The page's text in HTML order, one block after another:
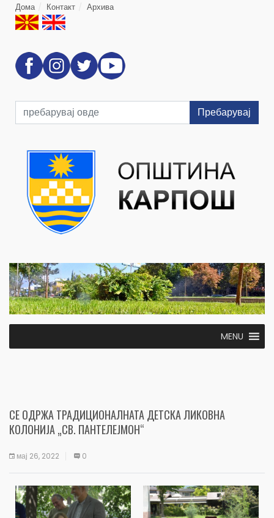
Дома Контакт Архива
Пребарувај
MENU
СЕ ОДРЖА ТРАДИЦИОНАЛНАТА ДЕТСКА ЛИКОВНА
КОЛОНИЈА „СВ. ПАНТЕЛЕЈМОН“
мај 26, 2022 0